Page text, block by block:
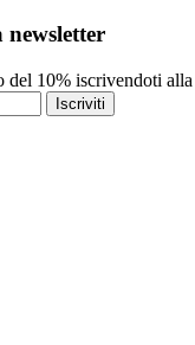
10% iscrivendoti alla
Iscriviti